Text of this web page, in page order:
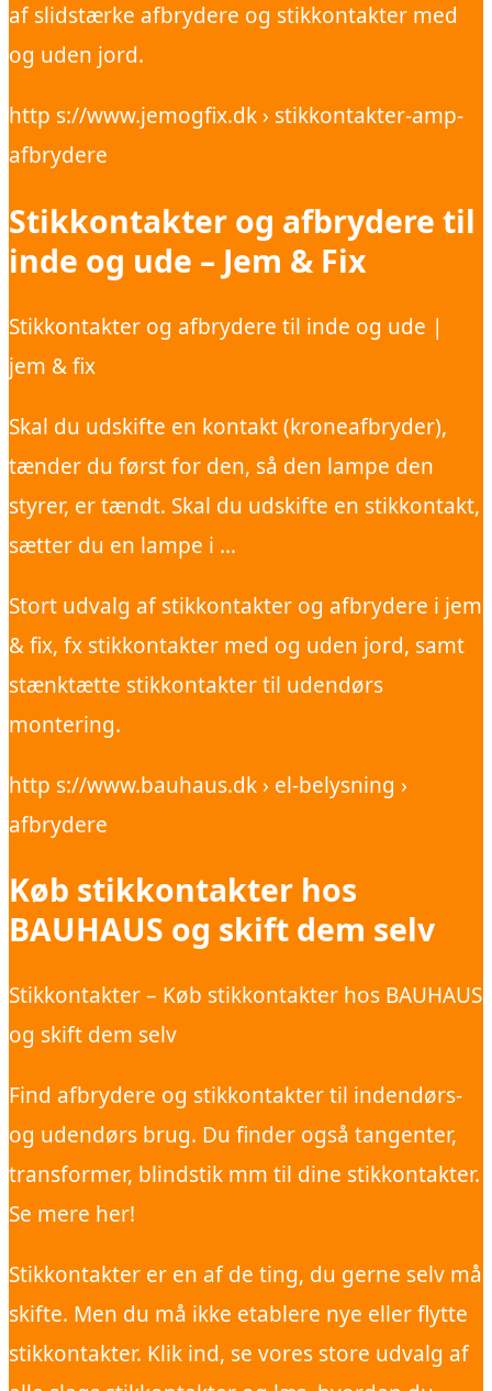
af slidstærke afbrydere og stikkontakter med
og uden jord.
http s://www.jemogfix.dk › stikkontakter-amp-
afbrydere
Stikkontakter og afbrydere til
inde og ude – Jem & Fix
Stikkontakter og afbrydere til inde og ude |
jem & fix
Skal du udskifte en kontakt (kroneafbryder),
tænder du først for den, så den lampe den
styrer, er tændt. Skal du udskifte en stikkontakt,
sætter du en lampe i …
Stort udvalg af stikkontakter og afbrydere i jem
& fix, fx stikkontakter med og uden jord, samt
stænktætte stikkontakter til udendørs
montering.
http s://www.bauhaus.dk › el-belysning ›
afbrydere
Køb stikkontakter hos
BAUHAUS og skift dem selv
Stikkontakter – Køb stikkontakter hos BAUHAUS
og skift dem selv
Find afbrydere og stikkontakter til indendørs-
og udendørs brug. Du finder også tangenter,
transformer, blindstik mm til dine stikkontakter.
Se mere her!
Stikkontakter er en af de ting, du gerne selv må
skifte. Men du må ikke etablere nye eller flytte
stikkontakter. Klik ind, se vores store udvalg af